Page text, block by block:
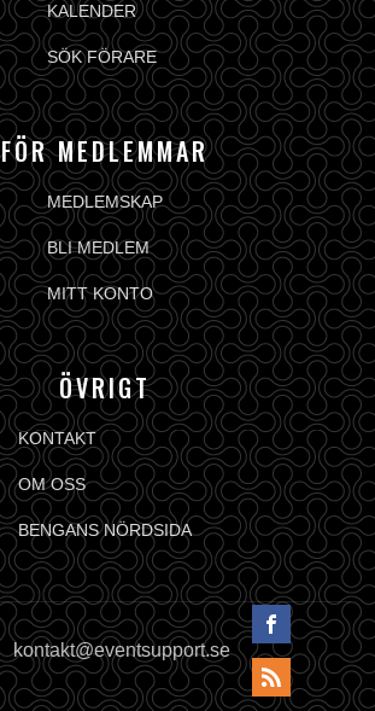
KALENDER
SÖK FÖRARE
FÖR MEDLEMMAR
MEDLEMSKAP
BLI MEDLEM
MITT KONTO
ÖVRIGT
KONTAKT
OM OSS
BENGANS NÖRDSIDA
kontakt@eventsupport.se